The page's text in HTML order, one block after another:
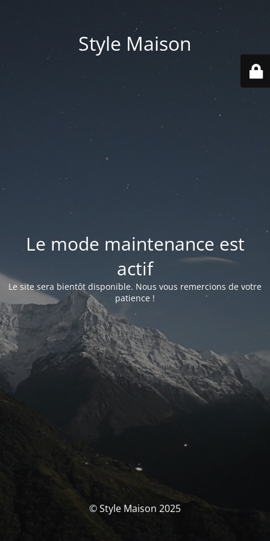
Style Maison
Le mode maintenance est
actif
Le site sera bientôt disponible. Nous vous remercions de votre
patience !
© Style Maison 2025